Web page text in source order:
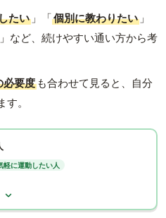
たい 」「個別に教わりたい 」
」など、続けやすい通い方から考
必要度 も合わせて見ると、自分
。
軽に運動したい人